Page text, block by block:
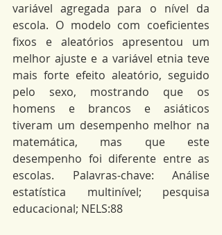
variável agregada para o nível da
escola. O modelo com coeficientes
fixos e aleatórios apresentou um
melhor ajuste e a variável etnia teve
mais forte efeito aleatório, seguido
pelo sexo, mostrando que os
homens e brancos e asiáticos
tiveram um desempenho melhor na
matemática, mas que este
desempenho foi diferente entre as
escolas. Palavras-chave: Análise
estatística multinível; pesquisa
educacional; NELS:88